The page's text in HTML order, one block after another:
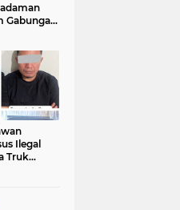
Gabungan
Ilegal
Truk